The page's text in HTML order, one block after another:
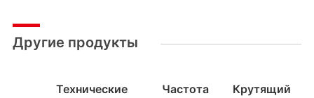
Другие продукты
Технические
Частота
Крутящий